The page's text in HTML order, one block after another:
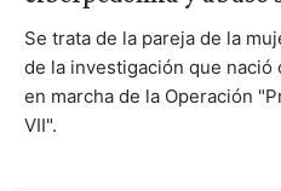
Se trata de la pareja de la
de la investigación que
en marcha de la Operación
VII".